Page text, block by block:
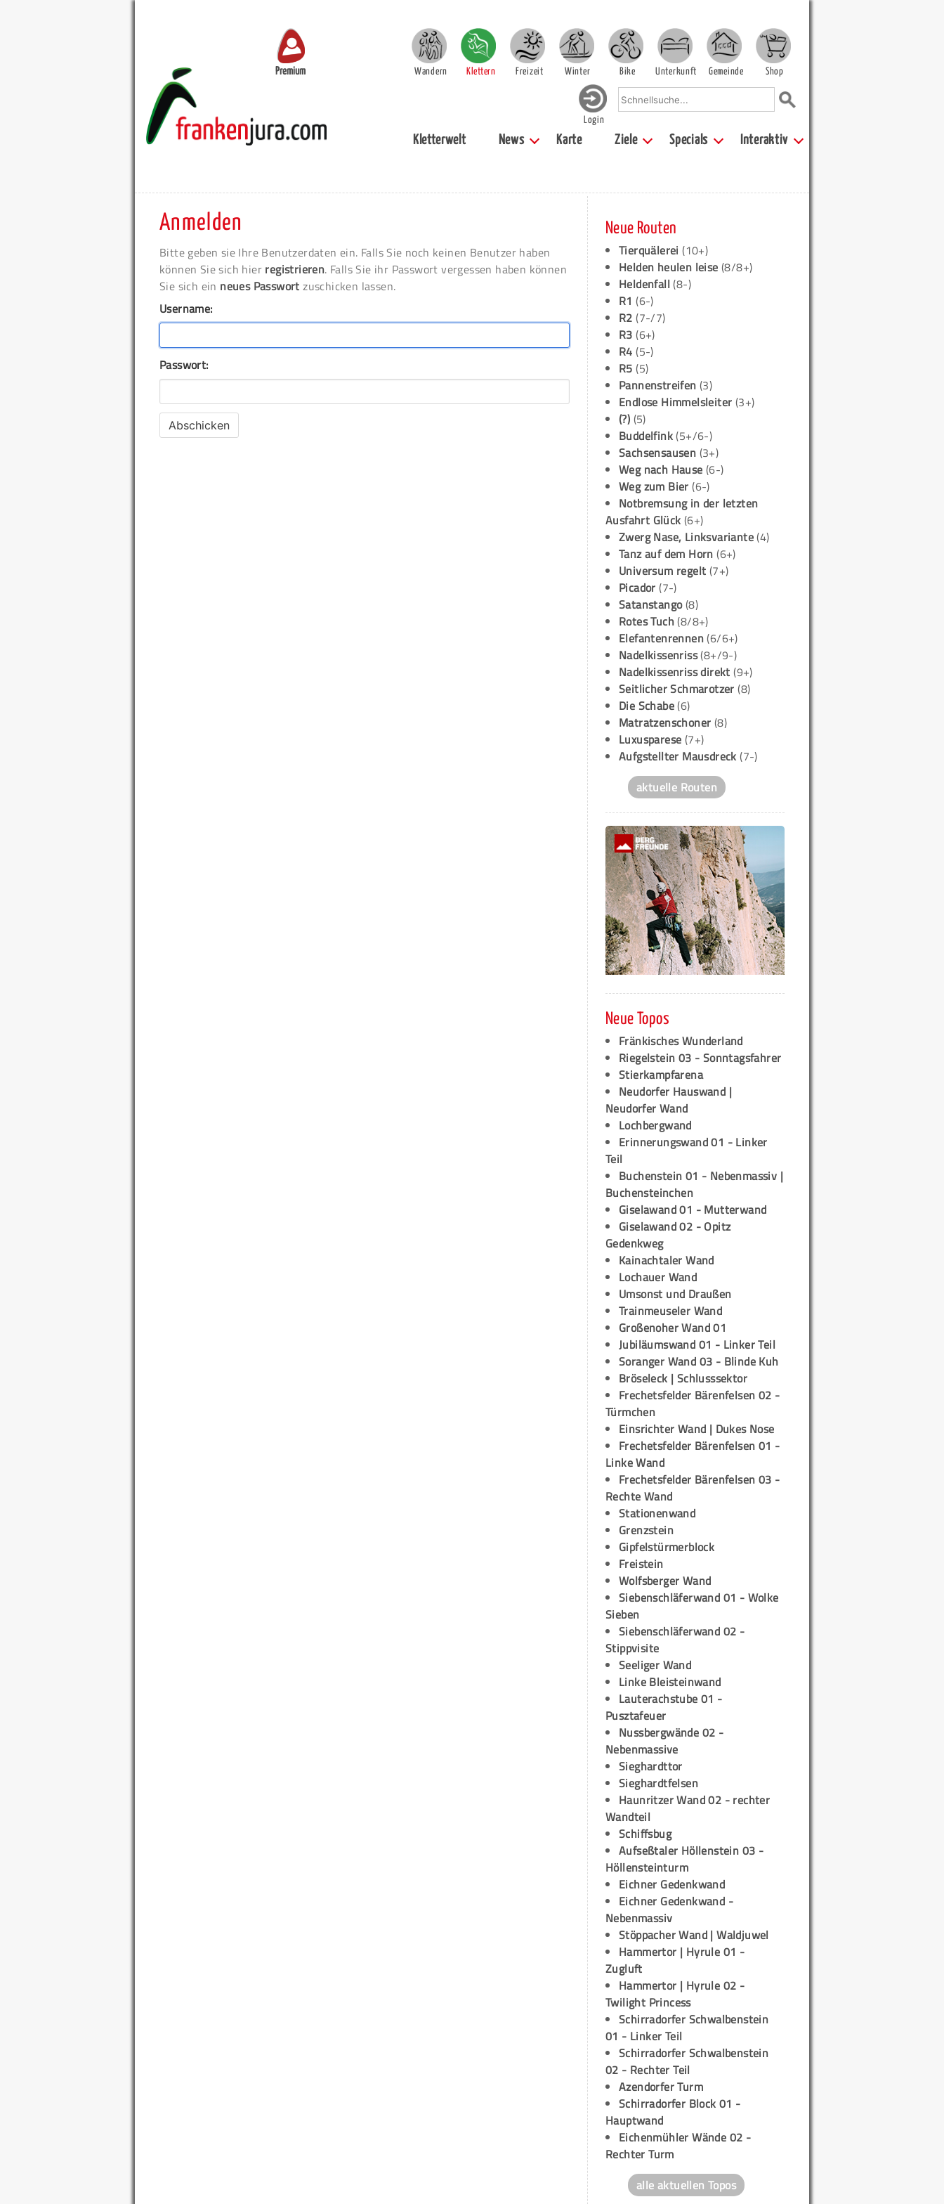
Premium Wandern Klettern Freizeit Winter Bike Unterkunft Gemeinde Shop
Login
Kletterwelt News Karte Ziele Specials Interaktiv
Anmelden
Bitte geben sie Ihre Benutzerdaten ein. Falls Sie noch keinen Benutzer haben
können Sie sich hier registrieren. Falls Sie ihr Passwort vergessen haben können
Sie sich ein neues Passwort zuschicken lassen.
Username:
Passwort:
Neue Routen
Tierquälerei (10+)
Helden heulen leise(8/8+)
Heldenfall(8-)
R1 (6-)
R2 (7-/7)
R3 (6+)
R4 (5-)
R5 (5)
Pannenstreifen (3)
Endlose Himmelsleiter (3+)
(?) (5)
Buddelfink(5+/6-)
Sachsensausen (3+)
Weg nach Hause (6-)
Weg zum Bier (6-)
Notbremsung in der letzten
Ausfahrt Glück (6+)
Zwerg Nase, Linksvariante(4)
Tanz auf dem Horn (6+)
Universum regelt (7+)
Picador (7-)
Satanstango(8)
Rotes Tuch(8/8+)
Elefantenrennen(6/6+)
Nadelkissenriss(8+/9-)
Nadelkissenriss direkt (9+)
Seitlicher Schmarotzer (8)
Die Schabe(6)
Matratzenschoner (8)
Luxusparese (7+)
Aufgstellter Mausdreck (7-)
aktuelle Routen
Neue Topos
Fränkisches Wunderland
Riegelstein 03 - Sonntagsfahrer
Stierkampfarena
Neudorfer Hauswand |
Neudorfer Wand
Lochbergwand
Erinnerungswand 01 - Linker
Teil
Buchenstein 01 - Nebenmassiv |
Buchensteinchen
Giselawand 01 - Mutterwand
Giselawand 02 - Opitz
Gedenkweg
Kainachtaler Wand
Lochauer Wand
Umsonst und Draußen
Trainmeuseler Wand
Großenoher Wand 01
Jubiläumswand 01 - Linker Teil
Soranger Wand 03 - Blinde Kuh
Bröseleck | Schlusssektor
Frechetsfelder Bärenfelsen 02 -
Türmchen
Einsrichter Wand | Dukes Nose
Frechetsfelder Bärenfelsen 01 -
Linke Wand
Frechetsfelder Bärenfelsen 03 -
Rechte Wand
Stationenwand
Grenzstein
Gipfelstürmerblock
Freistein
Wolfsberger Wand
Siebenschläferwand 01 - Wolke
Sieben
Siebenschläferwand 02 -
Stippvisite
Seeliger Wand
Linke Bleisteinwand
Lauterachstube 01 -
Pusztafeuer
Nussbergwände 02 -
Nebenmassive
Sieghardttor
Sieghardtfelsen
Haunritzer Wand 02 - rechter
Wandteil
Schiffsbug
Aufseßtaler Höllenstein 03 -
Höllensteinturm
Eichner Gedenkwand
Eichner Gedenkwand -
Nebenmassiv
Stöppacher Wand | Waldjuwel
Hammertor | Hyrule 01 -
Zugluft
Hammertor | Hyrule 02 -
Twilight Princess
Schirradorfer Schwalbenstein
01 - Linker Teil
Schirradorfer Schwalbenstein
02 - Rechter Teil
Azendorfer Turm
Schirradorfer Block 01 -
Hauptwand
Eichenmühler Wände 02 -
Rechter Turm
alle aktuellen Topos